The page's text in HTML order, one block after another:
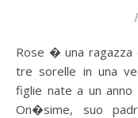
Rose � una ragazza di campagna. Vive con i genitori e le
tre sorelle in una
figlie nate a un
On�sime, suo